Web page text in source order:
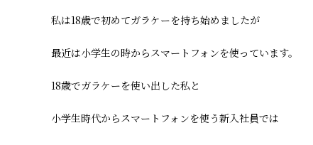
私は18歳で初めてガラケーを持ち始めましたが
最近は小学生の時からスマートフォンを使っています。
18歳でガラケーを使い出した私と
小学生時代からスマートフォンを使う新入社員では